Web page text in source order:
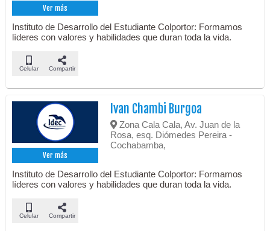
Ver más
Instituto de Desarrollo del Estudiante Colportor: Formamos
líderes con valores y habilidades que duran toda la vida.
Celular Compartir
Ver más
Ivan Chambi Burgoa
Zona Cala Cala, Av. Juan de la
Rosa, esq. Diómedes Pereira -
Cochabamba,
Instituto de Desarrollo del Estudiante Colportor: Formamos
líderes con valores y habilidades que duran toda la vida.
Celular Compartir